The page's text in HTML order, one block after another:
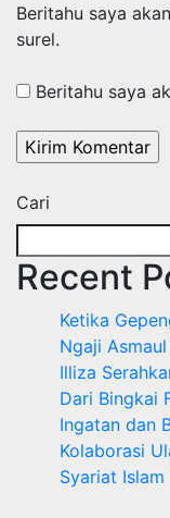
Beritahu saya
surel.
Beritahu saya
Cari
Recent
Ketika
Ngaji
Illiza
Dari Bingkai
Ingatan dan
Kolaborasi
Syariat